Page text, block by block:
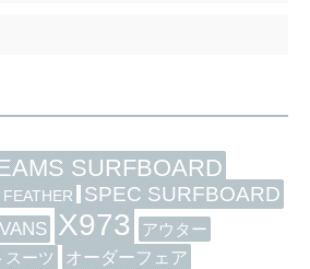
SURFBOARD
FEATHER SPEC SURFBOARD
VANS X973 アウター
スーツ オーダーフェア